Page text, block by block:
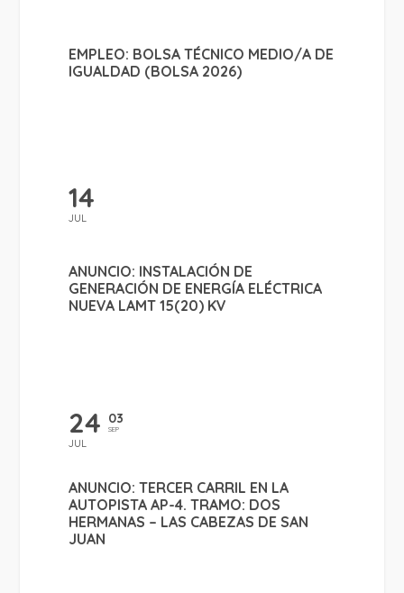
EMPLEO: BOLSA TÉCNICO MEDIO/A DE
IGUALDAD (BOLSA 2026)
14
JUL
ANUNCIO: INSTALACIÓN DE
GENERACIÓN DE ENERGÍA ELÉCTRICA
NUEVA LAMT 15(20) KV
24
JUL
03
SEP
ANUNCIO: TERCER CARRIL EN LA
AUTOPISTA AP-4. TRAMO: DOS
HERMANAS – LAS CABEZAS DE SAN
JUAN